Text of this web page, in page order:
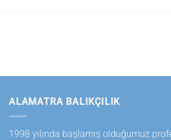
ALAMATRA BALIKÇILIK
1998 yılında başlamış olduğumuz